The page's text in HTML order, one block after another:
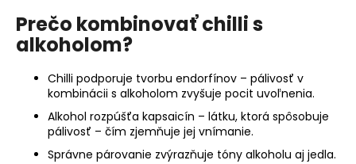
Prečo kombinovať chilli s
alkoholom?
Chilli podporuje tvorbu endorfínov – pálivosť v
kombinácii s alkoholom zvyšuje pocit uvoľnenia.
Alkohol rozpúšťa kapsaicín – látku, ktorá spôsobuje
pálivosť – čím zjemňuje jej vnímanie.
Správne párovanie zvýrazňuje tóny alkoholu aj jedla.
d
p
o